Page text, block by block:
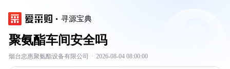
寻源宝典
聚氨酯车间安全吗
烟台忠惠聚氨酯设备有限公司 · 2026-08-04 08:00:00